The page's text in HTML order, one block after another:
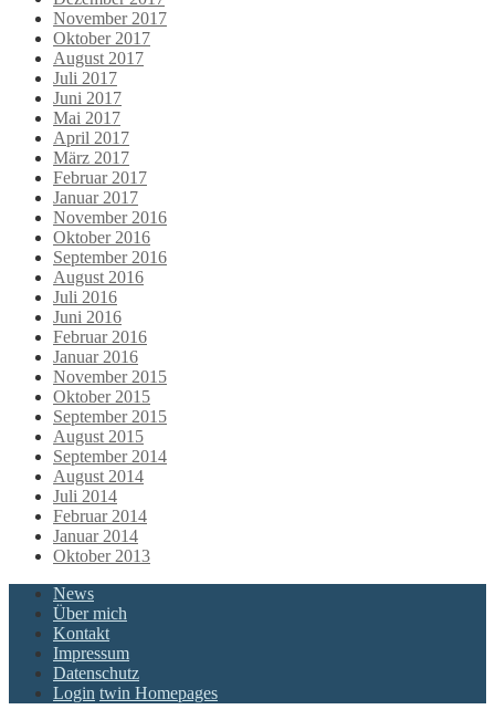
November 2017
Oktober 2017
August 2017
Juli 2017
Juni 2017
Mai 2017
April 2017
März 2017
Februar 2017
Januar 2017
November 2016
Oktober 2016
September 2016
August 2016
Juli 2016
Juni 2016
Februar 2016
Januar 2016
November 2015
Oktober 2015
September 2015
August 2015
September 2014
August 2014
Juli 2014
Februar 2014
Januar 2014
Oktober 2013
News
Über mich
Kontakt
Impressum
Datenschutz
Login twin Homepages